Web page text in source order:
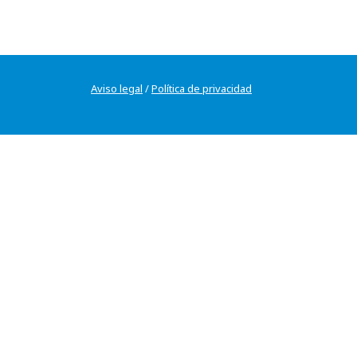
Aviso legal /Política de privacidad